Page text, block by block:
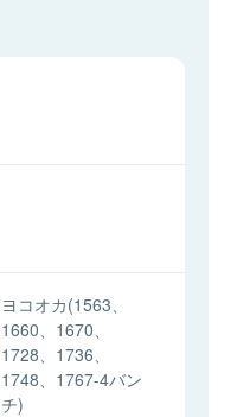
ヨコオカ(1563、
1660、1670、
1728、1736、
1748、1767-4バン
チ)